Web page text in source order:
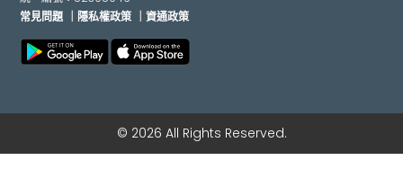
常見問題
｜隱私權政策 ｜資通政策
© 2026 All Rights Reserved.